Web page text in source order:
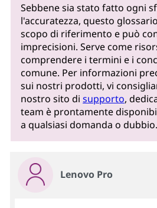
Sebbene sia stato fatto ogni
l'accuratezza, questo
scopo di riferimento e può
imprecisioni. Serve come
comprendere i termini e i
comune. Per informazioni
sui nostri prodotti, vi
nostro sito disupporto,
team è prontamente
a qualsiasi domanda o dubbio.
Lenovo Pro